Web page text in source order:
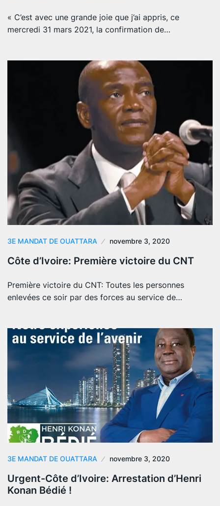
« C’est avec une grande joie que j’ai appris, ce
mercredi 31 mars 2021, la confirmation de…
3E MANDAT DE OUATTARA novembre 3, 2020
Côte d’Ivoire: Première victoire du CNT
Première victoire du CNT: Toutes les personnes
enlevées ce soir par des forces au service de…
3E MANDAT DE OUATTARA novembre 3, 2020
Urgent-Côte d’Ivoire: Arrestation d’Henri
Konan Bédié !